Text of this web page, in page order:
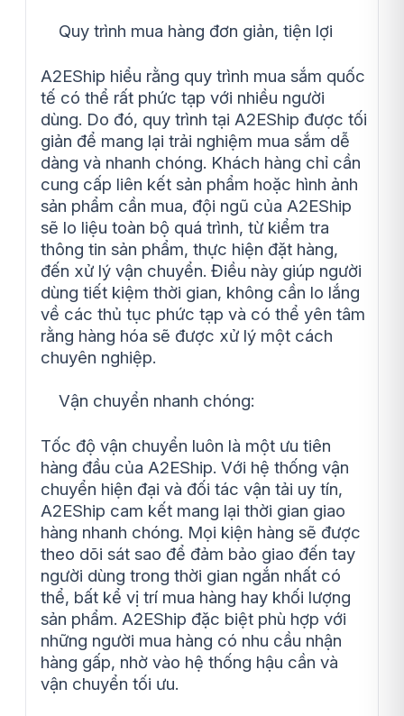
Quy trình mua hàng đơn giản, tiện lợi
A2EShip hiểu rằng quy trình mua sắm quốc
tế có thể rất phức tạp với nhiều người
dùng. Do đó, quy trình tại A2EShip được tối
giản để mang lại trải nghiệm mua sắm dễ
dàng và nhanh chóng. Khách hàng chỉ cần
cung cấp liên kết sản phẩm hoặc hình ảnh
sản phẩm cần mua, đội ngũ của A2EShip
sẽ lo liệu toàn bộ quá trình, từ kiểm tra
thông tin sản phẩm, thực hiện đặt hàng,
đến xử lý vận chuyển. Điều này giúp người
dùng tiết kiệm thời gian, không cần lo lắng
về các thủ tục phức tạp và có thể yên tâm
rằng hàng hóa sẽ được xử lý một cách
chuyên nghiệp.
Vận chuyển nhanh chóng:
Tốc độ vận chuyển luôn là một ưu tiên
hàng đầu của A2EShip. Với hệ thống vận
chuyển hiện đại và đối tác vận tải uy tín,
A2EShip cam kết mang lại thời gian giao
hàng nhanh chóng. Mọi kiện hàng sẽ được
theo dõi sát sao để đảm bảo giao đến tay
người dùng trong thời gian ngắn nhất có
thể, bất kể vị trí mua hàng hay khối lượng
sản phẩm. A2EShip đặc biệt phù hợp với
những người mua hàng có nhu cầu nhận
hàng gấp, nhờ vào hệ thống hậu cần và
vận chuyển tối ưu.